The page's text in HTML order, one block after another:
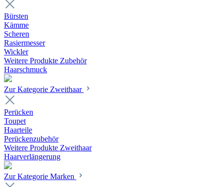
Bürsten
Kämme
Scheren
Rasiermesser
Wickler
Weitere Produkte Zubehör
Haarschmuck
Zur Kategorie Zweithaar
Perücken
Toupet
Haarteile
Perückenzubehör
Weitere Produkte Zweithaar
Haarverlängerung
Zur Kategorie Marken